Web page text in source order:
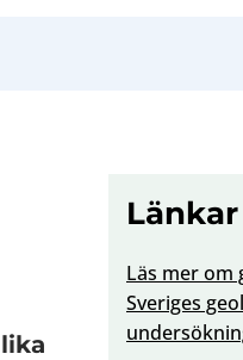
Länkar
Läs mer om
Sveriges